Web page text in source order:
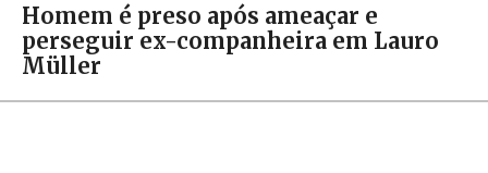
Homem é preso após ameaçar e
perseguir ex-companheira em Lauro
Müller